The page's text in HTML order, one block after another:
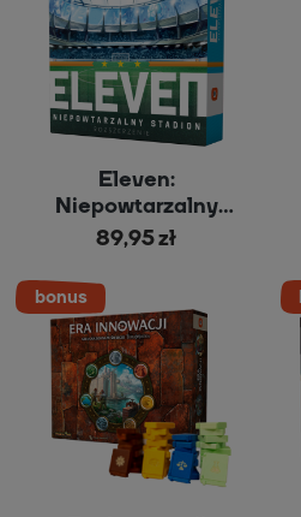
Eleven:
Niepowtarzalny
Stadion
89,95 zł